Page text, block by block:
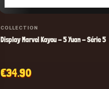
COLLECTION
Display Marvel Kayou - 5 Yuan - Série 5
€34.90